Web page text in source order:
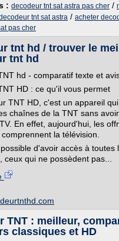
: decodeur tnt sat astra pas cher /
tnt sat astra / acheter
pas cher
tnt hd / trouver le
tnt hd
hd - comparatif texte et
HD : ce qu'il vous permet
TNT HD, c'est un appareil
chaînes de la TNT sans
En effet, aujourd'hui, les
la télévision.
d'avoir accès à toutes
ceux qui ne possèdent pas...
TNT : meilleur,
classiques et HD